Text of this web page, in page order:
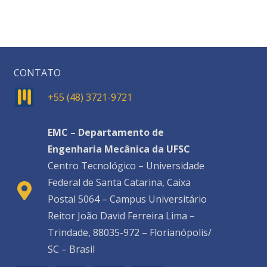
CONTATO
+55 (48) 3721-9721
EMC – Departamento de
Engenharia Mecânica da UFSC
Centro Tecnológico – Universidade
Federal de Santa Catarina, Caixa
Postal 5064 – Campus Universitário
Reitor João David Ferreira Lima –
Trindade, 88035-972 – Florianópolis/
SC – Brasil